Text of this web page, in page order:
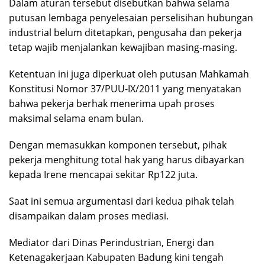
Dalam aturan tersebut disebutkan bahwa selama
putusan lembaga penyelesaian perselisihan hubungan
industrial belum ditetapkan, pengusaha dan pekerja
tetap wajib menjalankan kewajiban masing-masing.
Ketentuan ini juga diperkuat oleh putusan Mahkamah
Konstitusi Nomor 37/PUU-IX/2011 yang menyatakan
bahwa pekerja berhak menerima upah proses
maksimal selama enam bulan.
Dengan memasukkan komponen tersebut, pihak
pekerja menghitung total hak yang harus dibayarkan
kepada Irene mencapai sekitar Rp122 juta.
Saat ini semua argumentasi dari kedua pihak telah
disampaikan dalam proses mediasi.
Mediator dari Dinas Perindustrian, Energi dan
Ketenagakerjaan Kabupaten Badung kini tengah